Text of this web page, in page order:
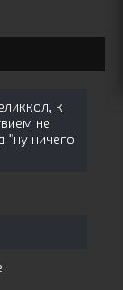
к
не
"ну ничего